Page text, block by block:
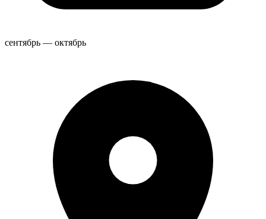
сентябрь — октябрь